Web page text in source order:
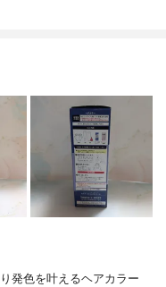
発色を叶えるヘアカラー